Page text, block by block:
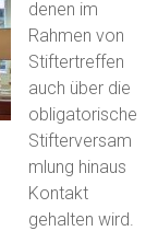
denen im
Rahmen von
Stiftertreffen
auch über die
obligatorische
Stifterversam
mlung hinaus
Kontakt
gehalten wird.